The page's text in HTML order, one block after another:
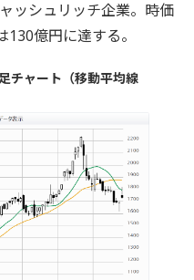
ッシュリッチ企業。時価
億円に達する。
チャート（移動平均線